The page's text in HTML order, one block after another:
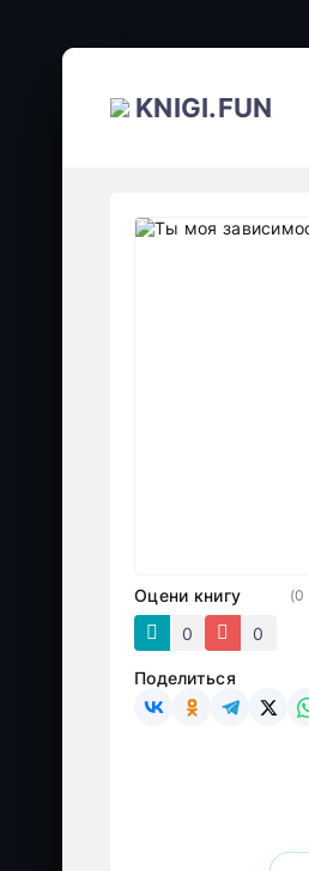
KNIGI.FUN
Оцени книгу
0
0
(0
Поделиться